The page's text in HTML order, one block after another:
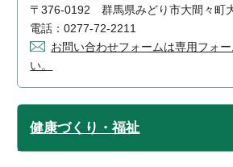
〒376-0192 群馬県みどり市大間々町
電話：0277-72-2211
お問い合わせフォームは専用フォ
い。
健康づくり・福祉